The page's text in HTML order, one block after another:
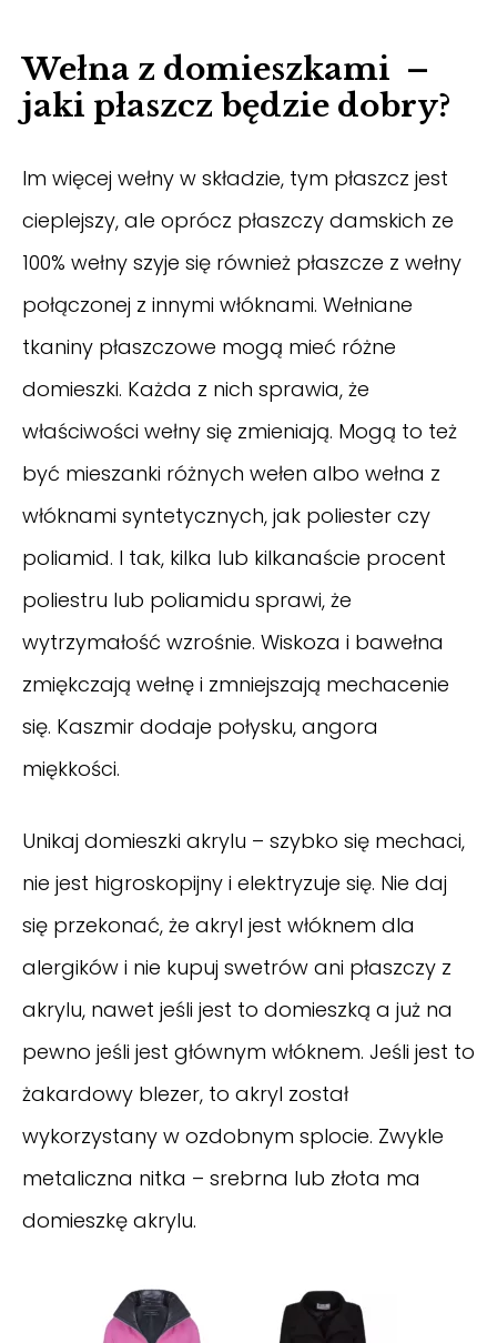
Wełna z domieszkami –
jaki płaszcz będzie dobry?
Im więcej wełny w składzie, tym płaszcz jest
cieplejszy, ale oprócz płaszczy damskich ze
100% wełny szyje się również płaszcze z wełny
połączonej z innymi włóknami. Wełniane
tkaniny płaszczowe mogą mieć różne
domieszki. Każda z nich sprawia, że
właściwości wełny się zmieniają. Mogą to też
być mieszanki różnych wełen albo wełna z
włóknami syntetycznych, jak poliester czy
poliamid. I tak, kilka lub kilkanaście procent
poliestru lub poliamidu sprawi, że
wytrzymałość wzrośnie. Wiskoza i bawełna
zmiękczają wełnę i zmniejszają mechacenie
się. Kaszmir dodaje połysku, angora
miękkości.
Unikaj domieszki akrylu – szybko się mechaci,
nie jest higroskopijny i elektryzuje się. Nie daj
się przekonać, że akryl jest włóknem dla
alergików i nie kupuj swetrów ani płaszczy z
akrylu, nawet jeśli jest to domieszką a już na
pewno jeśli jest głównym włóknem. Jeśli jest to
żakardowy blezer, to akryl został
wykorzystany w ozdobnym splocie. Zwykle
metaliczna nitka – srebrna lub złota ma
domieszkę akrylu.